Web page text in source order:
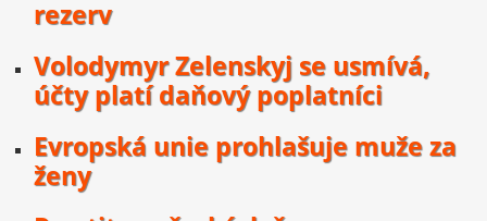
rezerv
Volodymyr Zelenskyj se usmívá,
účty platí daňový poplatníci
Evropská unie prohlašuje muže za
ženy